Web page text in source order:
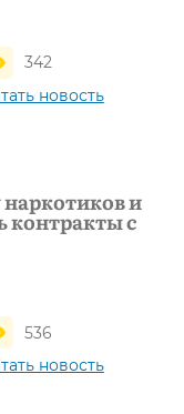
342
новость
и
контракты с
536
новость